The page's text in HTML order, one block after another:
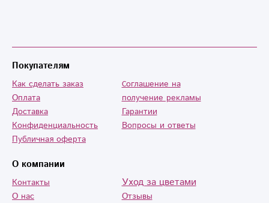
Последний раз
попросила
специалиста
подарок-ваучер
на принтере,
пошли на встречу
качественно и
без доплат.
Покупателям
Как сделать заказ
Оплата
Доставка
Конфиденциальность
Публичная оферта
Cоглашение на
получение рекламы
Гарантии
Вопросы и ответы
О компании
Контакты
О нас
Уход за цветами
Отзывы